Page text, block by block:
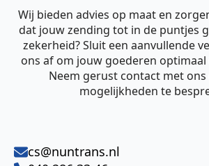
Wij bieden advies op maat en
dat jouw zending tot in de puntjes
zekerheid? Sluit een aanvullende
ons af om jouw goederen
Neem gerust contact met
mogelijkheden te
cs@nuntrans.nl